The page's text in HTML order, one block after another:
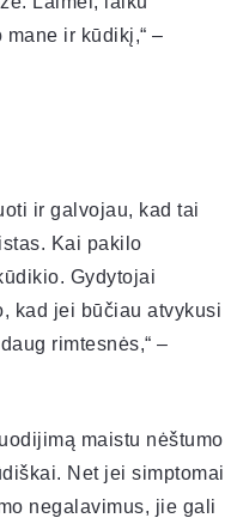
ir kūdikį,“ –
ir galvojau, kad tai
Kai pakilo
Gydytojai
kad jei būčiau atvykusi
rimtesnės,“ –
maistu nėštumo
Net jei simptomai
negalavimus, jie gali